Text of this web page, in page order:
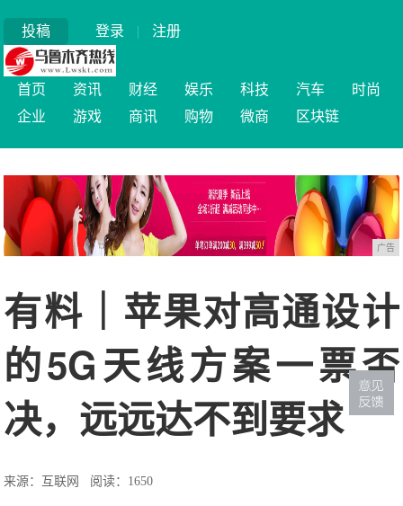
投稿 登录 | 注册
首页 资讯 财经 娱乐 科技 汽车
时尚
企业
游戏 商讯 购物 微商 区块链
广告
有料｜苹果对高通设计
的5G天线方案一票否
决，远远达不到要求
来源：互联网 阅读：1650